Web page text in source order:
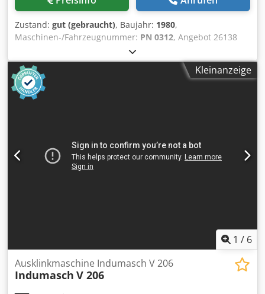
Zustand: gut (gebraucht), Baujahr: 1980,
Maschinen-/Fahrzeugnummer: PN 0312, Angebot 26138
Technische Daten: - 90° Schneidkopf pneumatisch betätigt
- Schnittstärke - Normalstahl bis 2 mm - Edelstahl bis 1,5
mm - Aluminium bis 3 Chedpfx Afoy U Hv Ujqsa -
Messerlänge 130 mm - Tischgröße B 600 x T 380 mm -
Arbeitshöhe 940 mm - Fußtaster - Druckluftbedarf 6 - 8 bar
Kleinanzeige
1 / 6
Ausklinkmaschine Indumasch V 206
Indumasch V 206